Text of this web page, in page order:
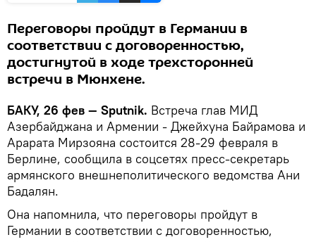
Переговоры пройдут в Германии в
соответствии с договоренностью,
достигнутой в ходе трехсторонней
встречи в Мюнхене.
БАКУ, 26 фев — Sputnik. Встреча глав МИД
Азербайджана и Армении - Джейхуна Байрамова и
Арарата Мирзояна состоится 28-29 февраля в
Берлине, сообщила в соцсетях пресс-секретарь
армянского внешнеполитического ведомства Ани
Бадалян.
Она напомнила, что переговоры пройдут в
Германии в соответствии с договоренностью,